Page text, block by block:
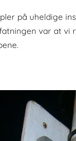
på uheldige
var at